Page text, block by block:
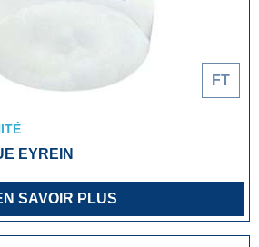
FT
EYREIN
SAVOIR PLUS